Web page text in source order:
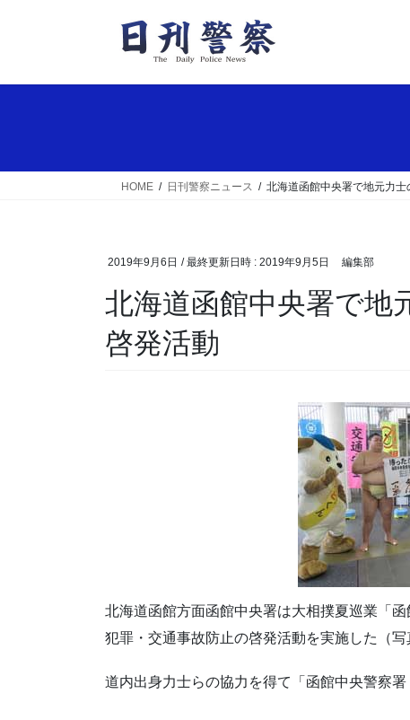
HOME 日刊警察ニュース 北海道函館中央署で地元力
2019年9月6日 / 最終更新日時 : 2019年9月5日 編集部
北海道函館中央署で地元力士の犯罪・事故防止の
啓発活動
北海道函館方面函館中央署は大相撲夏巡業「
犯罪・交通事故防止の啓発活動を実施した（写
道内出身力士らの協力を得て「函館中央警察